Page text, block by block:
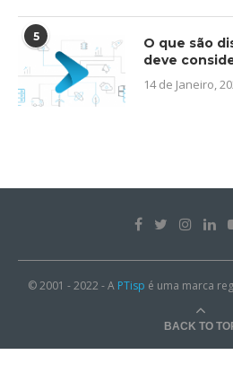
5
O que são
deve
14 de Janeiro,
© 2001 - 2022 - A PTisp é uma marca
BACK TO